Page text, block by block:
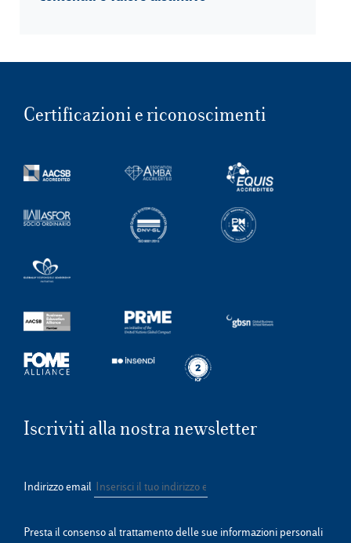
Certificazioni e riconoscimenti
Iscriviti alla nostra newsletter
Indirizzo email
Presta il consenso al trattamento delle sue informazioni personali